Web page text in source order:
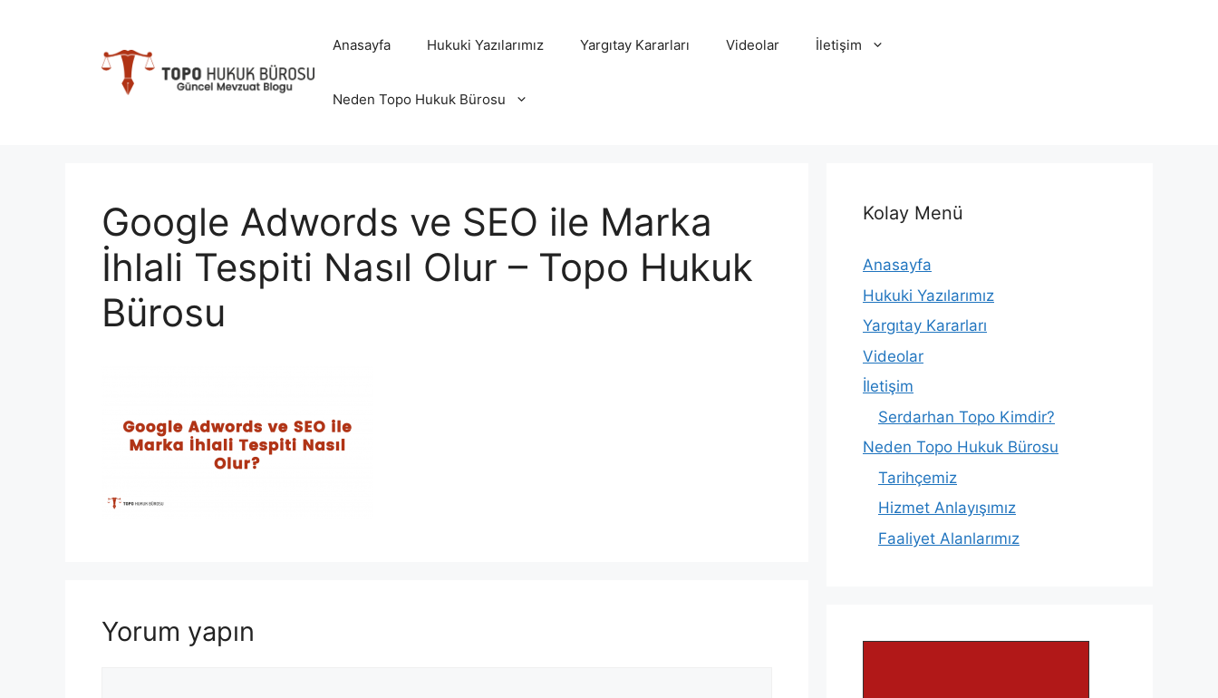
Anasayfa Hukuki Yazılarımız Yargıtay Kararları Videolar İletişim
Neden Topo Hukuk Bürosu
Google Adwords ve SEO ile Marka
İhlali Tespiti Nasıl Olur – Topo Hukuk
Bürosu
Yorum yapın
Kolay Menü
Anasayfa
Hukuki Yazılarımız
Yargıtay Kararları
Videolar
İletişim
Serdarhan Topo Kimdir?
Neden Topo Hukuk Bürosu
Tarihçemiz
Hizmet Anlayışımız
Faaliyet Alanlarımız